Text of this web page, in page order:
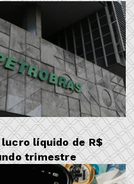
líquido de R$
trimestre